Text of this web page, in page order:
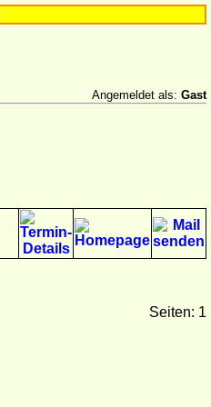
Angemeldet als: Gast
Seiten: 1